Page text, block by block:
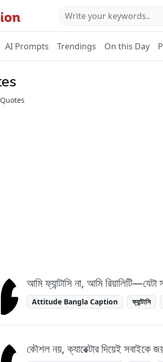
AI Prompts Trendings On this Day
আমি ফ্যান্টাসি না, আমি রিয়ালিটি—যেটা
Attitude Bangla Caption ফ্যান্টাসি
কৌশল নয়, ক্যারেক্টার দিয়েই সবাইকে